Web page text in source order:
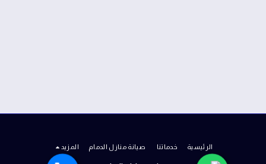
الرئيسية خدماتنا صيانة منازل الدمام المزيد